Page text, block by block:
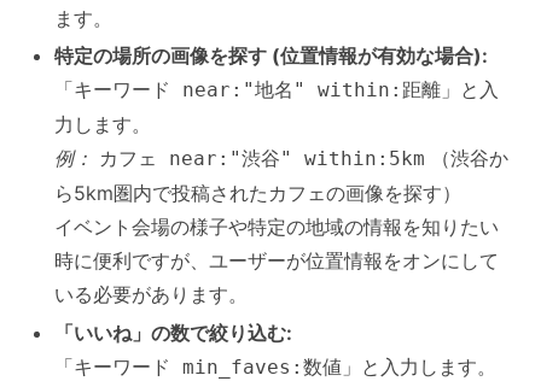
ます。
特定の場所の画像を探す (位置情報が有効な場合):
「キーワード near:"地名" within:距離 」と入
力します。
例：
カフェ near:"渋谷" within:5km （渋谷か
ら5km圏内で投稿されたカフェの画像を探す）
イベント会場の様子や特定の地域の情報を知りたい
時に便利ですが、ユーザーが位置情報をオンにして
いる必要があります。
「いいね」の数で絞り込む:
「キーワード min_faves:数値 」と入力します。